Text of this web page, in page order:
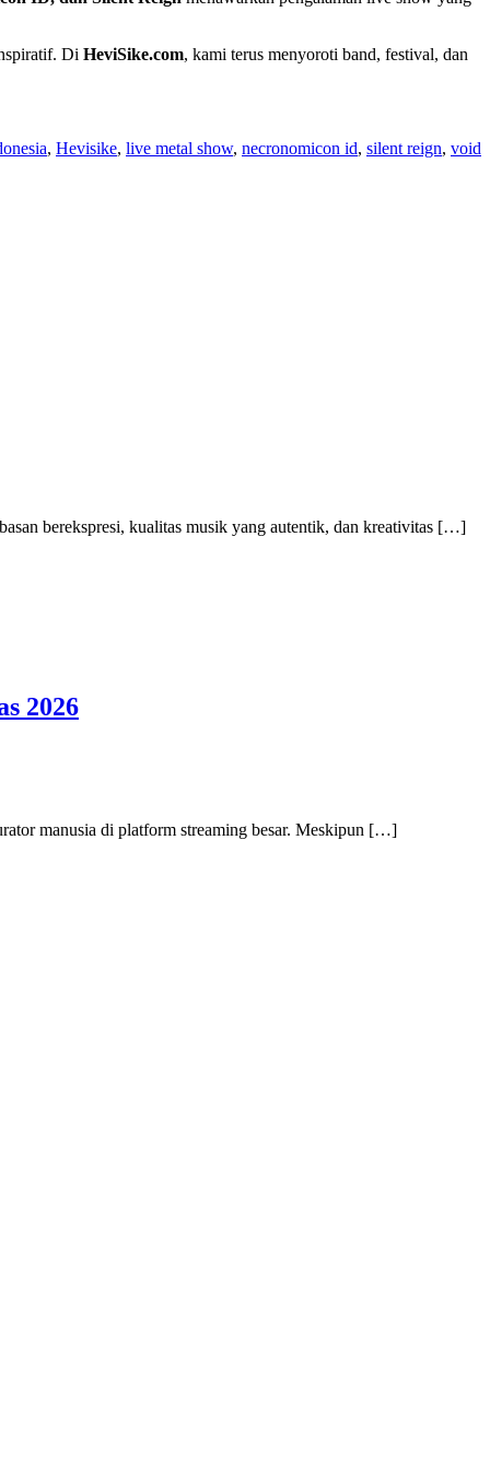
Di HeviSike.com, kami terus menyoroti band, festival, dan
, Hevisike, live metal show, necronomicon id, silent reign, void
berekspresi, kualitas musik yang autentik, dan kreativitas […]
2026
manusia di platform streaming besar. Meskipun […]